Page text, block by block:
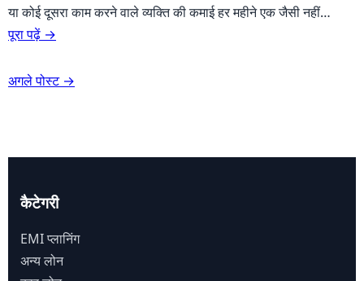
या कोई दूसरा काम करने वाले व्यक्ति की कमाई हर महीने एक जैसी नहीं…
पूरा पढ़ें →
अगले पोस्ट →
कैटेगरी
EMI प्लानिंग
अन्य लोन